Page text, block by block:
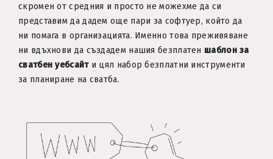
скромен от средния и просто не можехме да си
представим да дадем още пари за софтуер, който да
ни помага в организацията. Именно това преживяване
ни вдъхнови да създадем нашия безплатен шаблон за
сватбен уебсайти цял набор безплатни инструменти
за планиране на сватба.